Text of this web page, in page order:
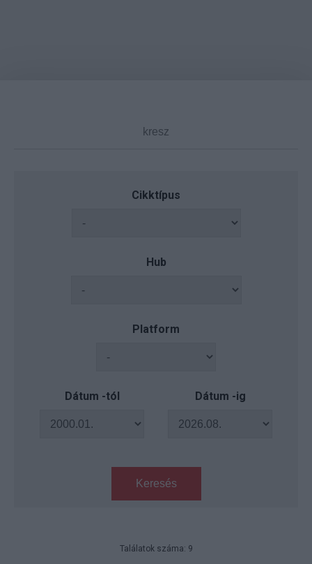
Cikktípus
Hub
Platform
Dátum -tól Dátum -ig
Keresés
Találatok száma: 9